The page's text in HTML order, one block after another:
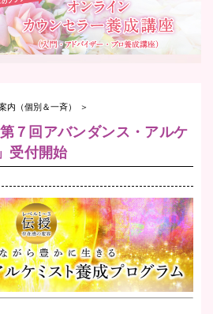
内（個別＆一斉） ＞
７回アバンダンス・アルケ
受付開始